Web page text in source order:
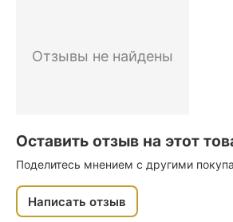
Отзывы не найдены
Оставить отзыв на этот
Поделитесь мнением с другими
Написать отзыв